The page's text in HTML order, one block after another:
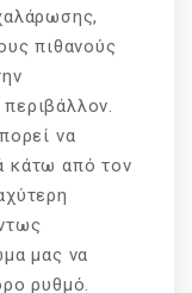
πιθανούς
να
κάτω από τον
μας να
ρυθμό.